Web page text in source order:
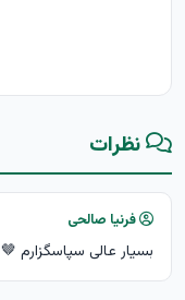
نظرات
فرنیا صالحی
بسیار عالی سپاسگزارم 🤎